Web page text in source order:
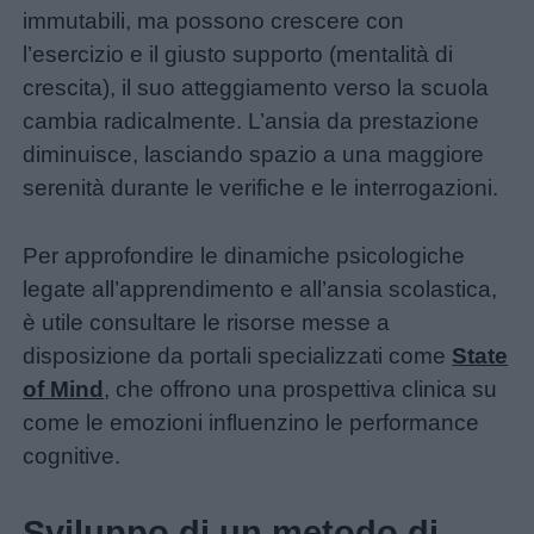
immutabili, ma possono crescere con
l’esercizio e il giusto supporto (mentalità di
crescita), il suo atteggiamento verso la scuola
cambia radicalmente. L’ansia da prestazione
diminuisce, lasciando spazio a una maggiore
serenità durante le verifiche e le interrogazioni.
Per approfondire le dinamiche psicologiche
legate all’apprendimento e all’ansia scolastica,
è utile consultare le risorse messe a
disposizione da portali specializzati come State
of Mind , che offrono una prospettiva clinica su
come le emozioni influenzino le performance
cognitive.